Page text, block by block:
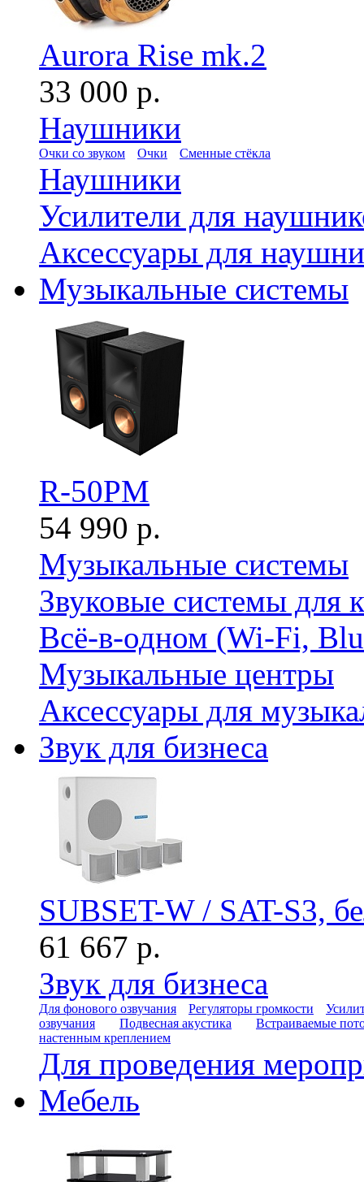
Aurora Rise mk.2
33 000 р.
Наушники
Очки со звуком Очки Сменные стёкла
Наушники
Усилители для
Аксессуары для
Музыкальные системы
R-50PM
54 990 р.
Музыкальные системы
Звуковые системы для
Всё-в-одном (Wi-Fi,
Музыкальные центры
Аксессуары для
Звук для бизнеса
SUBSET-W / SAT-S3,
61 667 р.
Звук для бизнеса
Для фонового озвучания Регуляторы громкости
озвучания
Подвесная акустика
Встраиваемые
настенным креплением
Для проведения
Мебель